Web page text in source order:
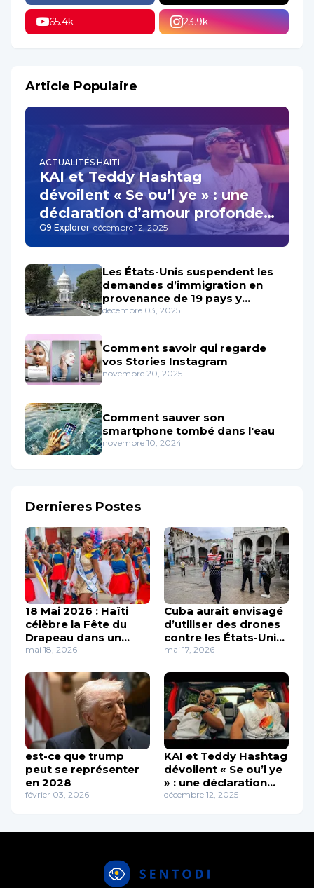
65.4k 23.9k
Article Populaire
ACTUALITÉS HAÏTI
KAI et Teddy Hashtag
dévoilent « Se ou’l ye » : une
déclaration d’amour profonde
qui résonne au cœur de la
musique haïtienne
G9 Explorer-décembre 12, 2025
Les États-Unis suspendent les
demandes d’immigration en
provenance de 19 pays y
Compris Haïti
décembre 03, 2025
Comment savoir qui regarde
vos Stories Instagram
novembre 20, 2025
Comment sauver son
smartphone tombé dans l'eau
novembre 10, 2024
Dernieres Postes
18 Mai 2026 : Haïti
célèbre la Fête du
Drapeau dans un
esprit d’unité et de
mai 18, 2026
Cuba aurait envisagé
d’utiliser des drones
contre les États-Unis,
selon Washington
mai 17, 2026
est-ce que trump
peut se représenter
en 2028
février 03, 2026
KAI et Teddy Hashtag
dévoilent « Se ou’l ye
» : une déclaration
d’amour profonde
haïtienne
décembre 12, 2025